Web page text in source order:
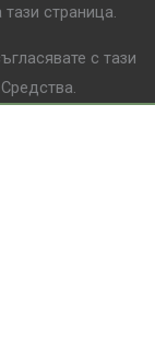
страница.
с тази